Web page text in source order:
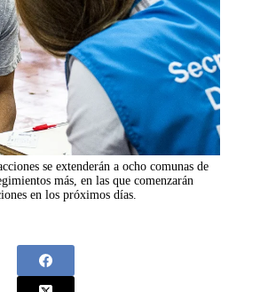
se extenderán a ocho comunas de
más, en las que comenzarán
en los próximos días.